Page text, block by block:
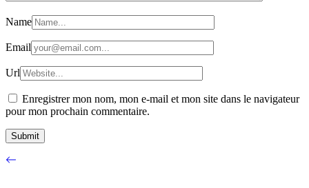
Name
Email
Url
Enregistrer mon nom, mon e-mail et mon site dans le navigateur
pour mon prochain commentaire.